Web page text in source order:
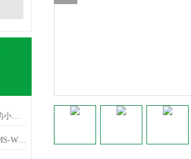
EOCR-3DE马达保护器安全使用的小技巧分享
EOCR-I3DM-WRDUHZ/EOCRI3MS-WRDUHZ施耐德原装电动机保护器简介